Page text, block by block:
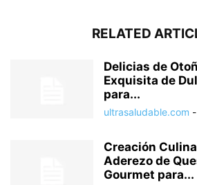
RELATED
Delicias de
Exquisita de
para...
ultrasaludable.com -
Creación
Aderezo de
Gourmet para...